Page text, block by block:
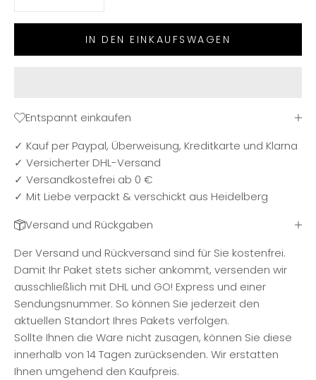
IN DEN EINKAUFSWAGEN
Entspannt einkaufen
✓ Kauf per Paypal, Überweisung, Kreditkarte und Klarna
✓ Versicherter DHL-Versand
✓ Versandkostefrei ab 0 €
✓ Mit Liebe verpackt & verschickt aus Heidelberg
Versand und Rückgaben
Der Versand und Rückversand sind für Sie kostenfrei.
Damit Ihr Paket stets sicher ankommt, versenden wir
ausschließlich mit DHL und GO! Express und einer
Sendungsnummer. So können Sie jederzeit den
aktuellen Standort Ihres Pakets verfolgen.
Sollte Ihnen die Ware nicht zusagen, können Sie diese
innerhalb von 14 Tagen zurücksenden. Wir erstatten
Ihnen umgehend den Kaufpreis.